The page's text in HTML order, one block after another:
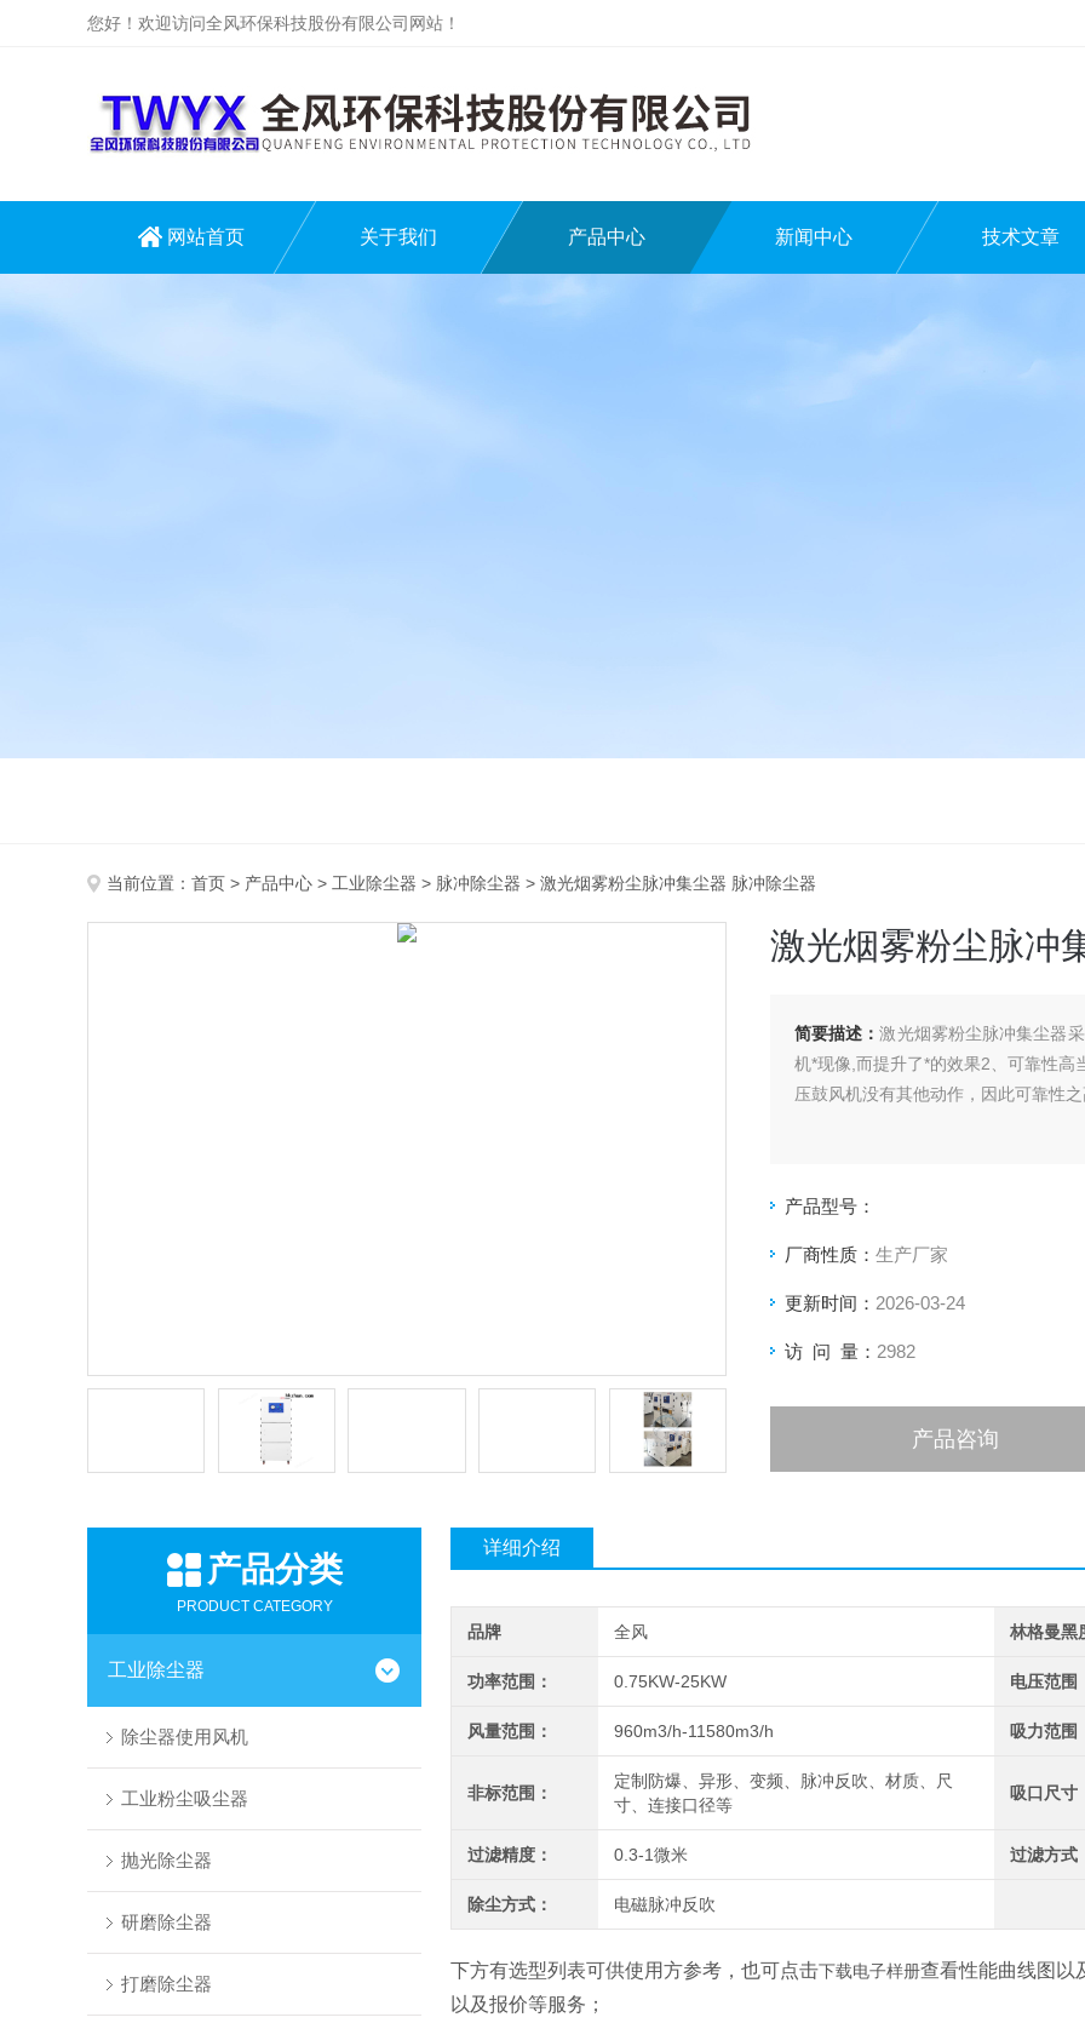
您好！欢迎访问全风环保科技股份有限公司网站！
网站首页 关于我们 产品中心 新闻中心 技术文章
当前位置： 首页 > 产品中心 > 工业除尘器 > 脉冲除尘器 > 激光烟雾粉尘脉冲集尘器 脉冲除尘器
激光烟雾粉尘脉冲
简要描述：激光烟雾粉尘脉冲集尘器
机*现像,而提升了*的效果2、可靠性
压鼓风机没有其他动作，因此可靠性
产品型号：
厂商性质： 生产厂家
更新时间： 2026-03-24
访 问 量： 2982
产品咨询
产品分类
PRODUCT CATEGORY
工业除尘器
除尘器使用风机
工业粉尘吸尘器
抛光除尘器
研磨除尘器
打磨除尘器
详细介绍
品牌 全风 林格曼黑
功率范围： 0.75KW-25KW 电压范围
风量范围： 960m3/h-11580m3/h 吸力范围
非标范围：
定制防爆、异形、变频、脉冲反吹、材质、尺
寸、连接口径等
吸口尺寸
过滤精度： 0.3-1微米 过滤方式
除尘方式： 电磁脉冲反吹
下方有选型列表可供使用方参考，也可点击下载电子样册查看性能曲线图以
以及报价等服务；